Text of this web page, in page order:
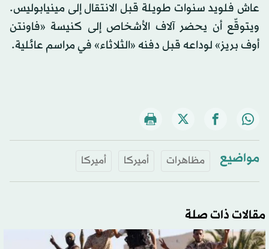
عاش فلويد سنوات طويلة قبل الانتقال إلى مينيابوليس.
ويتوقّع أن يحضر آلاف الأشخاص إلى كنيسة «فاونتن
أوف بريز» لوداعه قبل دفنه «الثلاثاء» في مراسم عائلية.
مواضيع مظاهرات أميركا أميركا
مقالات ذات صلة